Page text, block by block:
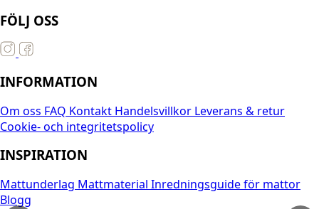
FÖLJ OSS
INFORMATION
Om oss FAQ Kontakt Handelsvillkor Leverans & retur
Cookie- och integritetspolicy
INSPIRATION
Mattunderlag Mattmaterial Inredningsguide för mattor
Blogg